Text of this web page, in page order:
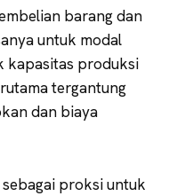
barang dan
untuk modal
kapasitas produksi
tergantung
dan biaya
sebagai proksi untuk